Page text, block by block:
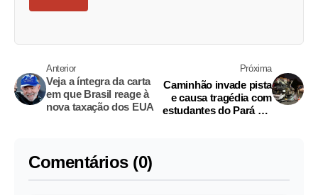
Anterior
Veja a íntegra da carta
em que Brasil reage à
nova taxação dos EUA
Próxima
Caminhão invade pista
e causa tragédia com
estudantes do Pará em
Comentários (0)